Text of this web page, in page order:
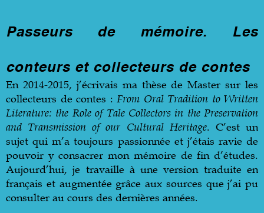
Passeurs demémoire. Les
conteurs et collecteurs de contes
En 2014-2015, j’écrivais ma thèse de Master sur les
collecteurs de contes : From Oral Tradition to Written
Literature: the Role of Tale Collectors in the Preservation
and Transmission of our Cultural Heritage. C’est un
sujet qui m’a toujours passionnée et j’étais ravie de
pouvoir y consacrer mon mémoire de fin d’études.
Aujourd’hui, je travaille à une version traduite en
français et augmentée grâce aux sources que j’ai pu
consulter au cours des dernières années.